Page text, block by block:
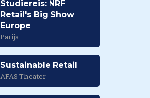
Studiereis: NRF
Retail's Big Show
Europe
Parijs
Sustainable Retail
AFAS Theater